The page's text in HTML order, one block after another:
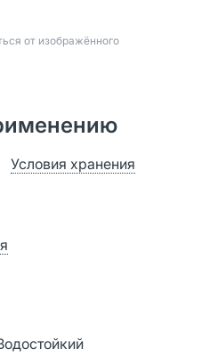
от изображённого
Условия хранения